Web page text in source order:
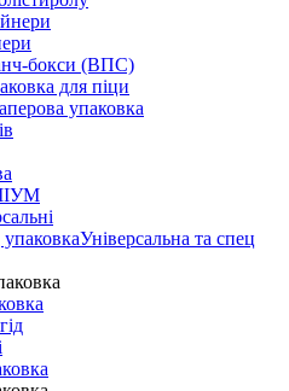
бокси (ВПС)
для піци
упаковка
Універсальна та спец